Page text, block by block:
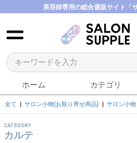
美容師専用の総合通販サイト「
ホーム カテゴリ
全て サロン小物(お取り寄せ商品) サロン小物
CATEGORY
カルテ